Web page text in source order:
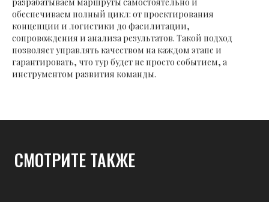
обеспечиваем полный цикл: от проектирования
концепции и логистики до фасилитации,
сопровождения и анализа результатов. Такой подход
позволяет управлять качеством на каждом этапе и
гарантировать, что тур будет не просто событием, а
инструментом развития команды.
СМОТРИТЕ ТАКЖЕ